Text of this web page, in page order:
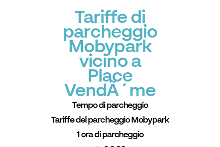
Tariffe di
parcheggio
Mobypark
vicino a
Place
VendÃ´me
Tempo di parcheggio
Tariffe del parcheggio Mobypark
1 ora di parcheggio